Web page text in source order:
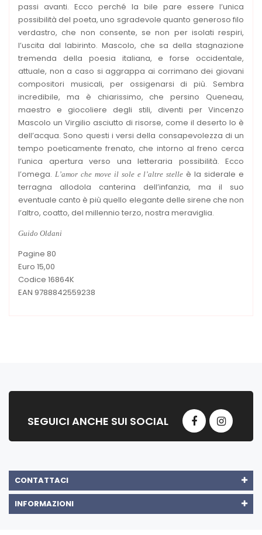
passi avanti. Ecco perché la bile pare essere l’unica
possibilità del poeta, uno sgradevole quanto generoso filo
verdastro, che non consente, se non per isolati respiri,
l’uscita dal labirinto. Mascolo, che sa della stagnazione
tremenda della poesia italiana, e forse occidentale,
attuale, non a caso si aggrappa ai corrimano dei giovani
compositori musicali, per ossigenarsi di più. Sembra
incredibile, ma è chiarissimo, che persino Queneau,
maestro e giocoliere degli stili, diventi per Vincenzo
Mascolo un Virgilio asciutto di risorse, come il deserto lo è
dell’acqua. Sono questi i versi della consapevolezza di un
tempo poeticamente frenato, che intorno al freno cerca
l’unica apertura verso una letteraria possibilità. Ecco
l’omega. L’amor che move il sole e l’altre stelle è la siderale e
terragna allodola canterina dell’infanzia, ma il suo
eventuale canto è più quello elegante delle sirene che non
l’altro, coatto, del millennio terzo, nostra meraviglia.
Guido Oldani
Pagine 80
Euro 15,00
Codice 16864K
EAN 9788842559238
SEGUICI ANCHE SUI SOCIAL
CONTATTACI
INFORMAZIONI